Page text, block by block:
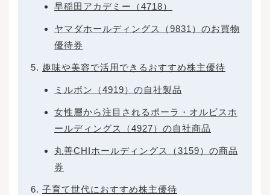
配当利回りが高ければ、長期的に保有してイン
からの株価の動きを予想して利益を得る投資方
法です。将来の株価を予想して株式を購入する
ため確実に利益を得られるとは限りませんが、
正しい情報をこまめに入手することで、利益を
得られる確率を高めることはできます。例えば
以下の情報は、正しい情報として活用すること
しい」といったような噂話に左右されるのでは
報を基に銘柄を選んでいきましょう。投資信託
来の株価を予想して購入するため、必ずしも利
益を得られるとは限らず、どんなに経験を積ん
あります。投資におけるリスクを少しでも軽減
早稲田アカデミー（4718）
ヤマダホールディングス（9831）のお買物
優待券
趣味や美容で活用できるおすすめ株主優待
ミルボン（4919）の自社製品
女性層から注目されるポーラ・オルビスホ
ールディングス（4927）の自社商品
丸善CHIホールディングス（3159）の商品
券
子育て世代におすすめ株主優待